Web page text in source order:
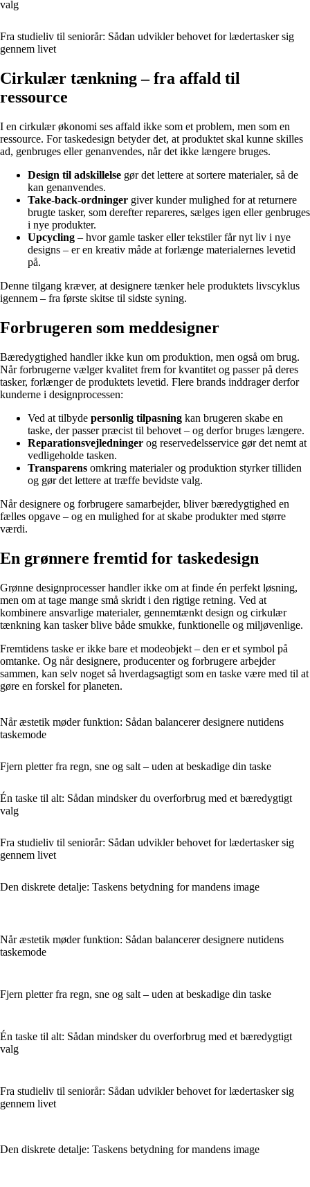
valg
Fra studieliv til seniorår: Sådan udvikler behovet for lædertasker sig
gennem livet
Cirkulær tænkning – fra affald til
ressource
I en cirkulær økonomi ses affald ikke som et problem, men som en
ressource. For taskedesign betyder det, at produktet skal kunne skilles
ad, genbruges eller genanvendes, når det ikke længere bruges.
Design til adskillelse gør det lettere at sortere materialer, så de
kan genanvendes.
Take-back-ordninger giver kunder mulighed for at returnere
brugte tasker, som derefter repareres, sælges igen eller genbruges
i nye produkter.
Upcycling – hvor gamle tasker eller tekstiler får nyt liv i nye
designs – er en kreativ måde at forlænge materialernes levetid
på.
Denne tilgang kræver, at designere tænker hele produktets livscyklus
igennem – fra første skitse til sidste syning.
Forbrugeren som meddesigner
Bæredygtighed handler ikke kun om produktion, men også om brug.
Når forbrugerne vælger kvalitet frem for kvantitet og passer på deres
tasker, forlænger de produktets levetid. Flere brands inddrager derfor
kunderne i designprocessen:
Ved at tilbyde personlig tilpasning kan brugeren skabe en
taske, der passer præcist til behovet – og derfor bruges længere.
Reparationsvejledninger og reservedelsservice gør det nemt at
vedligeholde tasken.
Transparens omkring materialer og produktion styrker tilliden
og gør det lettere at træffe bevidste valg.
Når designere og forbrugere samarbejder, bliver bæredygtighed en
fælles opgave – og en mulighed for at skabe produkter med større
værdi.
En grønnere fremtid for taskedesign
Grønne designprocesser handler ikke om at finde én perfekt løsning,
men om at tage mange små skridt i den rigtige retning. Ved at
kombinere ansvarlige materialer, gennemtænkt design og cirkulær
tænkning kan tasker blive både smukke, funktionelle og miljøvenlige.
Fremtidens taske er ikke bare et modeobjekt – den er et symbol på
omtanke. Og når designere, producenter og forbrugere arbejder
sammen, kan selv noget så hverdagsagtigt som en taske være med til at
gøre en forskel for planeten.
Når æstetik møder funktion: Sådan balancerer designere nutidens
taskemode
Fjern pletter fra regn, sne og salt – uden at beskadige din taske
Én taske til alt: Sådan mindsker du overforbrug med et bæredygtigt
valg
Fra studieliv til seniorår: Sådan udvikler behovet for lædertasker sig
gennem livet
Den diskrete detalje: Taskens betydning for mandens image
Når æstetik møder funktion: Sådan balancerer designere nutidens
taskemode
Fjern pletter fra regn, sne og salt – uden at beskadige din taske
Én taske til alt: Sådan mindsker du overforbrug med et bæredygtigt
valg
Fra studieliv til seniorår: Sådan udvikler behovet for lædertasker sig
gennem livet
Den diskrete detalje: Taskens betydning for mandens image